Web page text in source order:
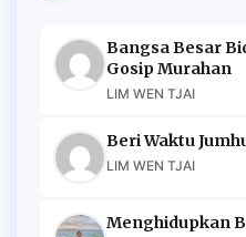
Bangsa Besar
Gosip Murahan
LIM WEN TJAI
Beri Waktu
LIM WEN TJAI
Menghidupkan